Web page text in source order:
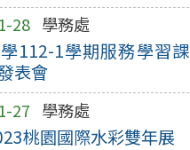
28 學務處
112-1學期服務學習課
表會
27 學務處
桃園國際水彩雙年展